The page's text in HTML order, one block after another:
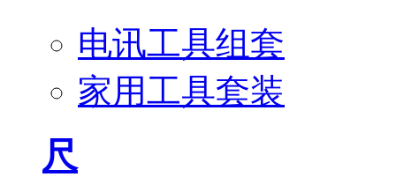
电讯工具组套
家用工具套装
尺